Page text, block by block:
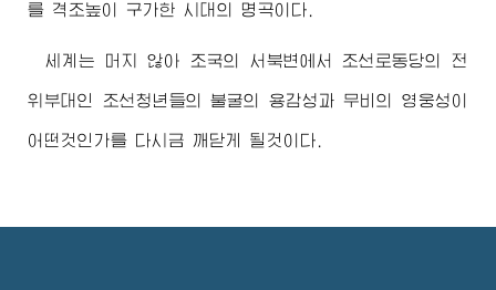
를 격조높이 구가한 시대의 명곡이다.
세계는 머지 않아 조국의 서북변에서 조선로동당의 전
위부대인 조선청년들의 불굴의 용감성과 무비의 영웅성이
어떤것인가를 다시금 깨닫게 될것이다.